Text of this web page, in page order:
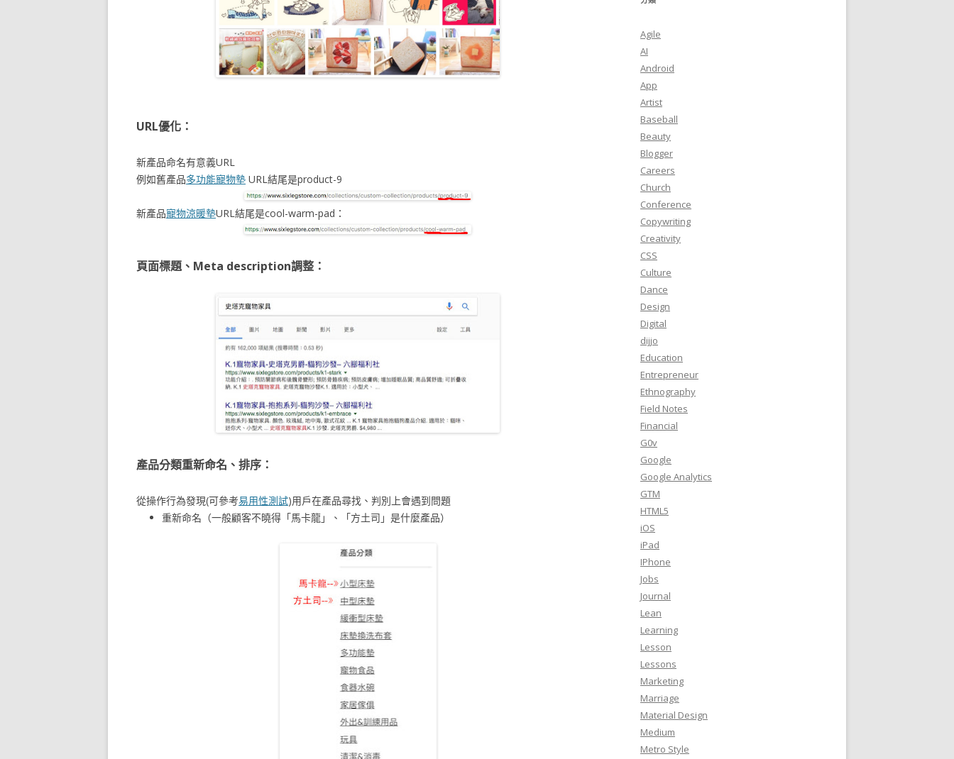
URL優化：
新產品命名有意義URL
例如舊產品多功能寵物墊 URL結尾是product-9
新產品寵物涼暖墊URL結尾是cool-warm-pad：
頁面標題、Meta description調整：
產品分類重新命名、排序：
從操作行為發現(可參考易用性測試)用戶在產品尋找、判別上會遇到問題
重新命名（一般顧客不曉得「馬卡龍」、「方土司」是什麼產品）
Agile
AI
Android
App
Artist
Baseball
Beauty
Blogger
Careers
Church
Conference
Copywriting
Creativity
CSS
Culture
Dance
Design
Digital
dijjo
Education
Entrepreneur
Ethnography
Field Notes
Financial
G0v
Google
Google Analytics
GTM
HTML5
iOS
iPad
IPhone
Jobs
Journal
Lean
Learning
Lesson
Lessons
Marketing
Marriage
Material Design
Medium
Metro Style